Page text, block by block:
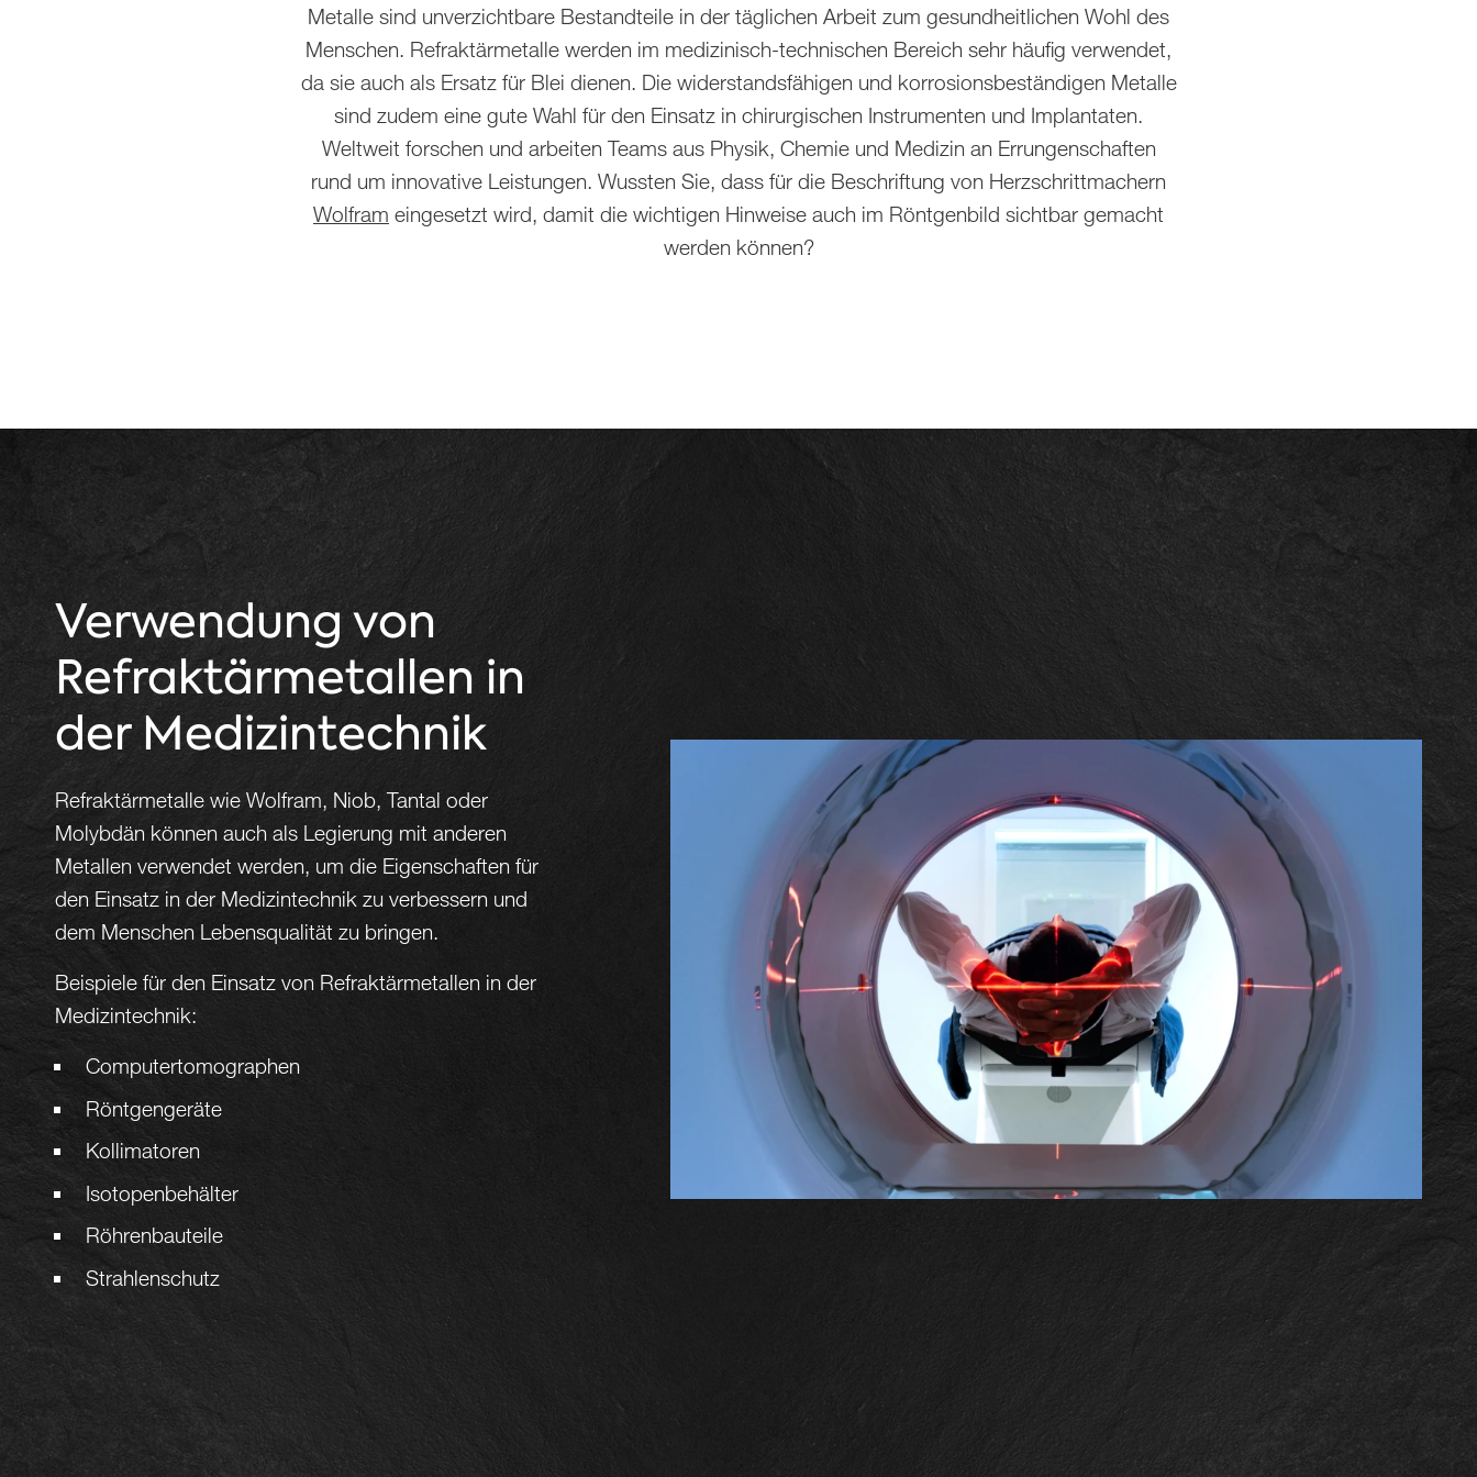
Schmuckerzeugnisse
Metalle sind unverzichtbare Bestandteile in der täglichen Arbeit zum gesundheitlichen Wohl des
Menschen. Refraktärmetalle werden im medizinisch-technischen Bereich sehr häufig verwendet,
da sie auch als Ersatz für Blei dienen. Die widerstandsfähigen und korrosionsbeständigen Metalle
sind zudem eine gute Wahl für den Einsatz in chirurgischen Instrumenten und Implantaten.
Weltweit forschen und arbeiten Teams aus Physik, Chemie und Medizin an Errungenschaften
rund um innovative Leistungen. Wussten Sie, dass für die Beschriftung von Herzschrittmachern
Wolfram eingesetzt wird, damit die wichtigen Hinweise auch im Röntgenbild sichtbar gemacht
werden können?
Verwendung von
Refraktärmetallen in
der Medizintechnik
Refraktärmetalle wie Wolfram, Niob, Tantal oder
Molybdän können auch als Legierung mit anderen
Metallen verwendet werden, um die Eigenschaften für
den Einsatz in der Medizintechnik zu verbessern und
dem Menschen Lebensqualität zu bringen.
Beispiele für den Einsatz von Refraktärmetallen in der
Medizintechnik:
Computertomographen
Röntgengeräte
Kollimatoren
Isotopenbehälter
Röhrenbauteile
Strahlenschutz